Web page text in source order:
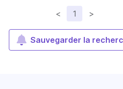
< 1 >
Sauvegarder la